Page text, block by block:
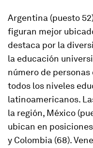
Argentina (puesto
figuran mejor
destaca por la
la educación
número de
todos los niveles
latinoamericanos.
la región, México
ubican en
y Colombia (68).